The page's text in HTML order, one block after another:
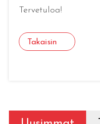
Tervetuloa!
Takaisin